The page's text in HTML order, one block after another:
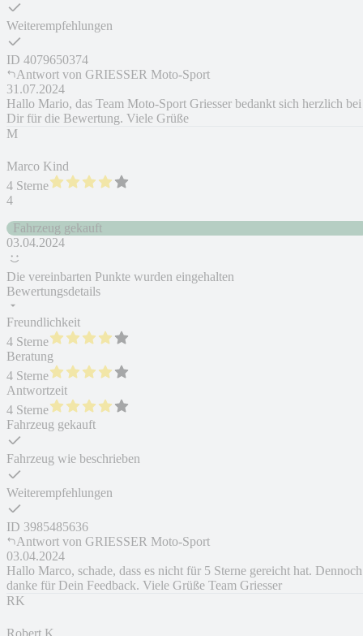
Weiterempfehlungen
ID 4079650374
Antwort von GRIESSER Moto-Sport
31.07.2024
Hallo Mario, das Team Moto-Sport Griesser bedankt sich herzlich bei
Dir für die Bewertung. Viele Grüße
M
Marco Kind
4 Sterne
4
Fahrzeug gekauft
03.04.2024
Die vereinbarten Punkte wurden eingehalten
Bewertungsdetails
Freundlichkeit
4 Sterne
Beratung
4 Sterne
Antwortzeit
4 Sterne
Fahrzeug gekauft
Fahrzeug wie beschrieben
Weiterempfehlungen
ID 3985485636
Antwort von GRIESSER Moto-Sport
03.04.2024
Hallo Marco, schade, dass es nicht für 5 Sterne gereicht hat. Dennoch
danke für Dein Feedback. Viele Grüße Team Griesser
RK